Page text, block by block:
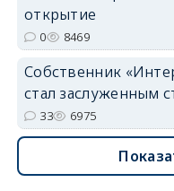
открытие
0 8469
Собственник
стал заслуженным
33 6975